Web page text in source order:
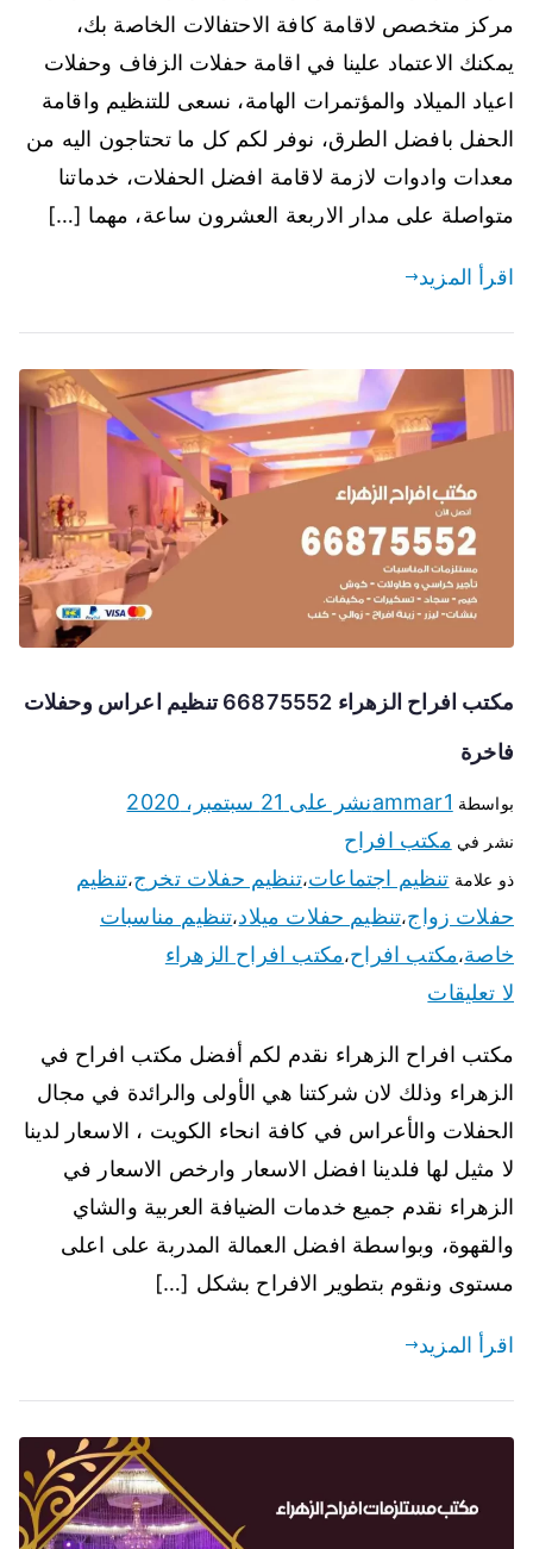
مركز متخصص لاقامة كافة الاحتفالات الخاصة بك،
يمكنك الاعتماد علينا في اقامة حفلات الزفاف وحفلات
اعياد الميلاد والمؤتمرات الهامة، نسعى للتنظيم واقامة
الحفل بافضل الطرق، نوفر لكم كل ما تحتاجون اليه من
معدات وادوات لازمة لاقامة افضل الحفلات، خدماتنا
متواصلة على مدار الاربعة العشرون ساعة، مهما […]
اقرأ المزيد
مكتب افراح الزهراء 66875552 تنظيم اعراس وحفلات
فاخرة
بواسطة ammar1نشر على 21 سبتمبر، 2020
نشر في مكتب افراح
ذو علامة تنظيم اجتماعات،تنظيم حفلات تخرج،تنظيم
حفلات زواج،تنظيم حفلات ميلاد،تنظيم مناسبات
خاصة،مكتب افراح،مكتب افراح الزهراء
لا تعليقات
مكتب افراح الزهراء نقدم لكم أفضل مكتب افراح في
الزهراء وذلك لان شركتنا هي الأولى والرائدة في مجال
الحفلات والأعراس في كافة انحاء الكويت ، الاسعار لدينا
لا مثيل لها فلدينا افضل الاسعار وارخص الاسعار في
الزهراء نقدم جميع خدمات الضيافة العربية والشاي
والقهوة، وبواسطة افضل العمالة المدربة على اعلى
مستوى ونقوم بتطوير الافراح بشكل […]
اقرأ المزيد